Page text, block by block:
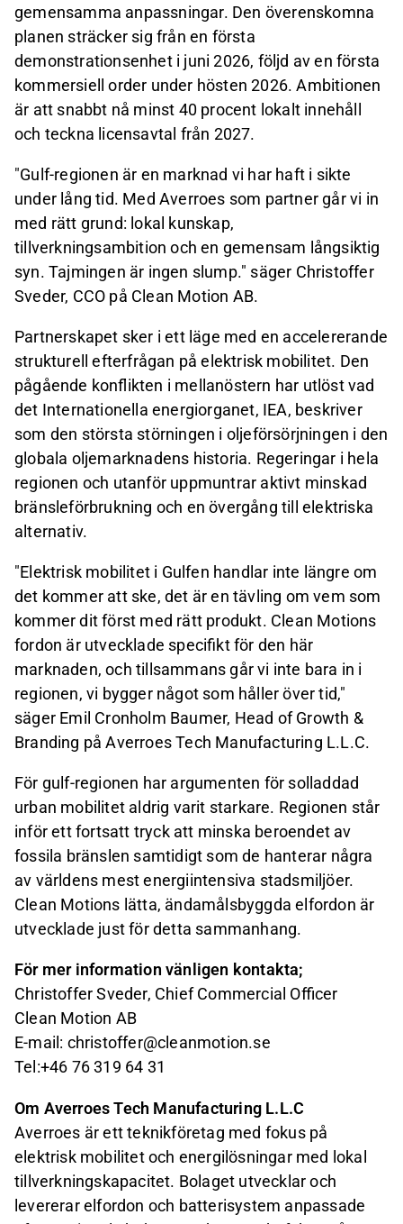
gemensamma anpassningar. Den överenskomna
planen sträcker sig från en första
demonstrationsenhet i juni 2026, följd av en första
kommersiell order under hösten 2026. Ambitionen
är att snabbt nå minst 40 procent lokalt innehåll
och teckna licensavtal från 2027.
"Gulf-regionen är en marknad vi har haft i sikte
under lång tid. Med Averroes som partner går vi in
med rätt grund: lokal kunskap,
tillverkningsambition och en gemensam långsiktig
syn. Tajmingen är ingen slump." säger Christoffer
Sveder, CCO på Clean Motion AB.
Partnerskapet sker i ett läge med en accelererande
strukturell efterfrågan på elektrisk mobilitet. Den
pågående konflikten i mellanöstern har utlöst vad
det Internationella energiorganet, IEA, beskriver
som den största störningen i oljeförsörjningen i den
globala oljemarknadens historia. Regeringar i hela
regionen och utanför uppmuntrar aktivt minskad
bränsleförbrukning och en övergång till elektriska
alternativ.
"Elektrisk mobilitet i Gulfen handlar inte längre om
det kommer att ske, det är en tävling om vem som
kommer dit först med rätt produkt. Clean Motions
fordon är utvecklade specifikt för den här
marknaden, och tillsammans går vi inte bara in i
regionen, vi bygger något som håller över tid,"
säger Emil Cronholm Baumer, Head of Growth &
Branding på Averroes Tech Manufacturing L.L.C.
För gulf-regionen har argumenten för solladdad
urban mobilitet aldrig varit starkare. Regionen står
inför ett fortsatt tryck att minska beroendet av
fossila bränslen samtidigt som de hanterar några
av världens mest energiintensiva stadsmiljöer.
Clean Motions lätta, ändamålsbyggda elfordon är
utvecklade just för detta sammanhang.
För mer information vänligen kontakta;
Christoffer Sveder, Chief Commercial Officer
Clean Motion AB
E-mail: christoffer@cleanmotion.se
Tel:+46 76 319 64 31
Om Averroes Tech Manufacturing L.L.C
Averroes är ett teknikföretag med fokus på
elektrisk mobilitet och energilösningar med lokal
tillverkningskapacitet. Bolaget utvecklar och
levererar elfordon och batterisystem anpassade